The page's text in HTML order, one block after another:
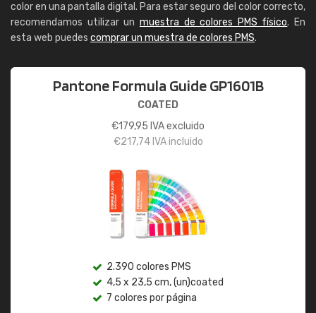
color en una pantalla digital. Para estar seguro del color correcto,
recomendamos utilizar un muestra de colores PMS físico. En
esta web puedes comprar un muestra de colores PMS.
Pantone Formula Guide GP1601B
COATED
€179,95 IVA excluido
€217,74IVA incluido
2.390 colores PMS
4,5 x 23,5 cm, (un)coated
7 colores por página